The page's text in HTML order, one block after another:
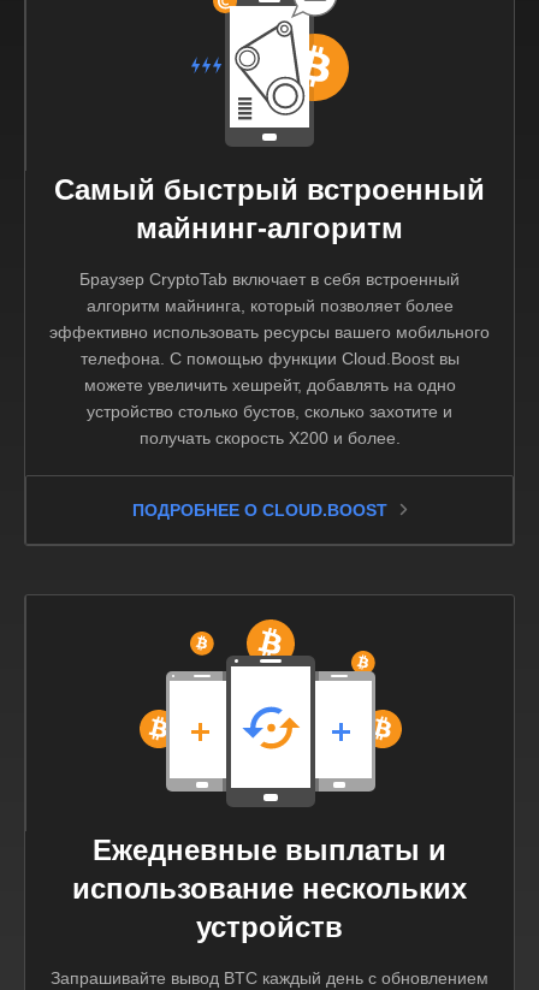
Самый быстрый встроенный
майнинг-алгоритм
Браузер CryptoTab включает в себя встроенный
алгоритм майнинга, который позволяет более
эффективно использовать ресурсы вашего мобильного
телефона. С помощью функции Cloud.Boost вы
можете увеличить хешрейт, добавлять на одно
устройство столько бустов, сколько захотите и
получать скорость X200 и более.
ПОДРОБНЕЕ О CLOUD.BOOST
Ежедневные выплаты и
использование нескольких
устройств
Запрашивайте вывод BTC каждый день с обновлением